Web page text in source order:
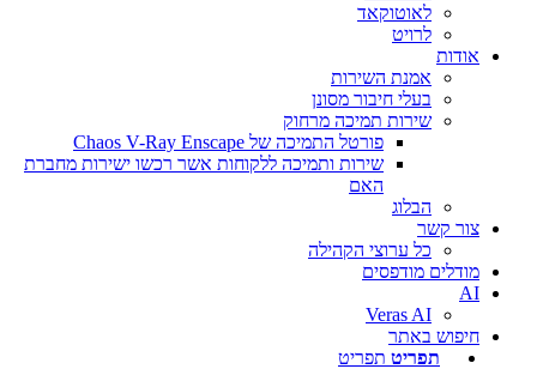
לאוטוקאד
לרויט
אודות
אמנת השירות
בעלי חיבור מסונן
שירות תמיכה מרחוק
פורטל התמיכה של Chaos V-Ray Enscape
שירות ותמיכה ללקוחות אשר רכשו ישירות מחברת
הבלוג
צור קשר
כל ערוצי הקהילה
מודלים מודפסים
AI
Veras AI
חיפוש באתר
תפריט תפריט